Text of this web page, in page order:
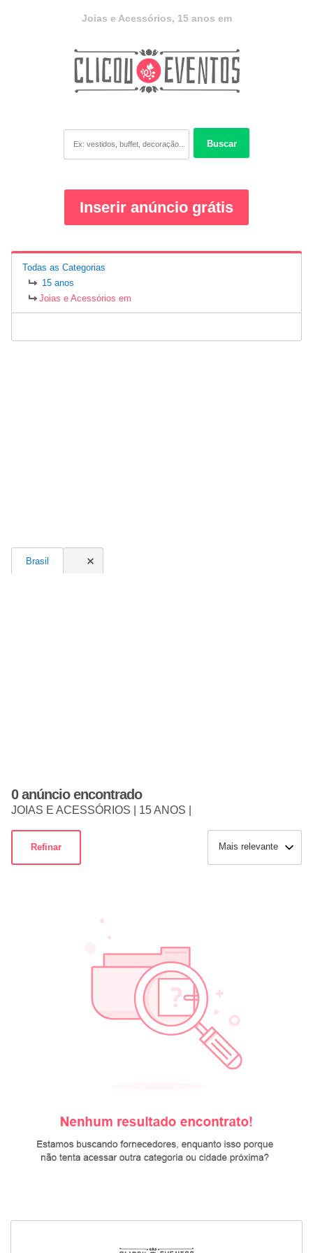
Joias e Acessórios, 15 anos em
Buscar
Inserir anúncio grátis
Todas as Categorias
15 anos
Joias e Acessórios em
Brasil
0 anúncio encontrado
JOIAS E ACESSÓRIOS | 15 ANOS |
Refinar Mais relevante